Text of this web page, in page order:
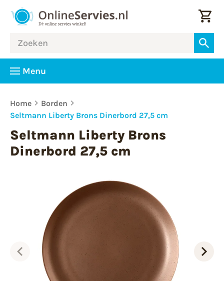
Menu
Home
Borden
Seltmann Liberty Brons Dinerbord 27,5 cm
Seltmann Liberty Brons
Dinerbord 27,5 cm